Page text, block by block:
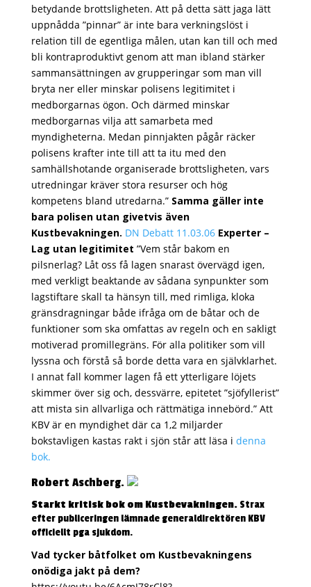
betydande brottsligheten. Att på detta sätt jaga lätt
uppnådda ”pinnar” är inte bara verkningslöst i
relation till de egentliga målen, utan kan till och med
bli kontraproduktivt genom att man ibland stärker
sammansättningen av grupperingar som man vill
bryta ner eller minskar polisens legitimitet i
medborgarnas ögon. Och därmed minskar
medborgarnas vilja att samarbeta med
myndigheterna. Medan pinnjakten pågår räcker
polisens krafter inte till att ta itu med den
samhällshotande organiserade brottsligheten, vars
utredningar kräver stora resurser och hög
kompetens bland utredarna.” Samma gäller inte
bara polisen utan givetvis även
Kustbevakningen. DN Debatt 11.03.06 Experter –
Lag utan legitimitet ”Vem står bakom en
pilsnerlag? Låt oss få lagen snarast övervägd igen,
med verkligt beaktande av sådana synpunkter som
lagstiftare skall ta hänsyn till, med rimliga, kloka
gränsdragningar både ifråga om de båtar och de
funktioner som ska omfattas av regeln och en sakligt
motiverad promillegräns. För alla politiker som vill
lyssna och förstå så borde detta vara en självklarhet.
I annat fall kommer lagen få ett ytterligare löjets
skimmer över sig och, dessvärre, epitetet ”sjöfyllerist”
att mista sin allvarliga och rättmätiga innebörd.” Att
KBV är en myndighet där ca 1,2 miljarder
bokstavligen kastas rakt i sjön står att läsa i denna
bok.
Robert Aschberg.
Starkt kritisk bok om Kustbevakningen.Strax
efter publiceringen lämnade generaldirektören KBV
officiellt pga sjukdom.
Vad tycker båtfolket om Kustbevakningens
onödiga jakt på dem?